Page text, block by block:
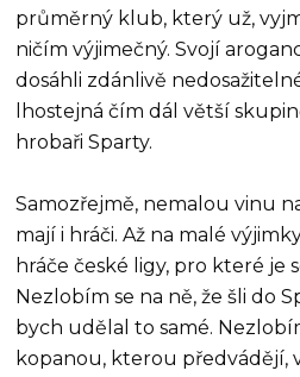
průměrný klub, který už,
ničím výjimečný. Svojí
dosáhli zdánlivě
lhostejná čím dál větší
hrobaři Sparty.
Samozřejmě, nemalou vinu
mají i hráči. Až na malé
hráče české ligy, pro které je
Nezlobím se na ně, že šli do
bych udělal to samé.
kopanou, kterou předvádějí,